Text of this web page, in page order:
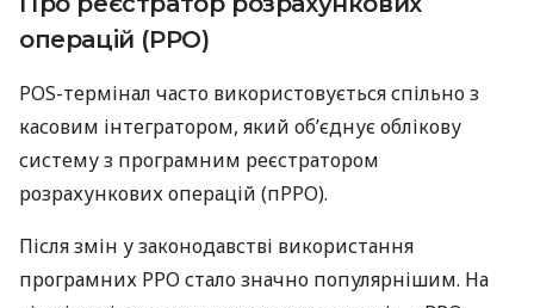
операцій (РРО)
POS-термінал часто використовується спільно з
касовим інтегратором, який об’єднує облікову
систему з програмним реєстратором
розрахункових операцій (пРРО).
Після змін у законодавстві використання
програмних РРО стало значно популярнішим. На